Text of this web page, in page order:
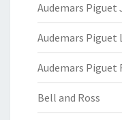
Audemars Piguet
Audemars Piguet
Audemars Piguet
Bell and Ross